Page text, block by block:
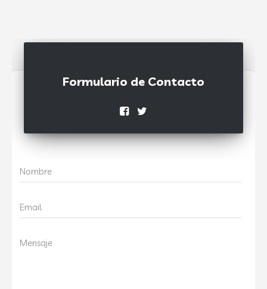
Formulario de Contacto
Nombre
Email
Mensaje